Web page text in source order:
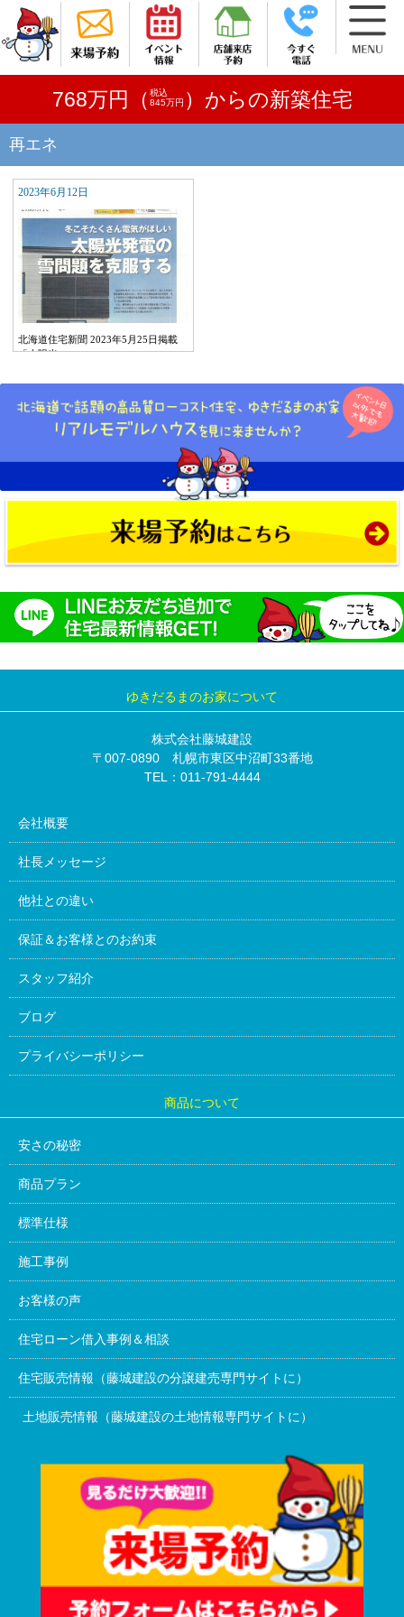
768万円（ 税込
845万円 ）からの新築住宅
再エネ
2023年6月12日
北海道住宅新聞 2023年5月25日掲載
「太陽光…
ゆきだるまのお家について
株式会社藤城建設
〒007-0890 札幌市東区中沼町33番地
TEL：011-791-4444
会社概要
社長メッセージ
他社との違い
保証＆お客様とのお約束
スタッフ紹介
ブログ
プライバシーポリシー
商品について
安さの秘密
商品プラン
標準仕様
施工事例
お客様の声
住宅ローン借入事例＆相談
住宅販売情報（藤城建設の分譲建売専門サイトに）
土地販売情報（藤城建設の土地情報専門サイトに）